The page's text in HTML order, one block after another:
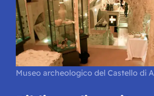
Museo archeologico del Castello di